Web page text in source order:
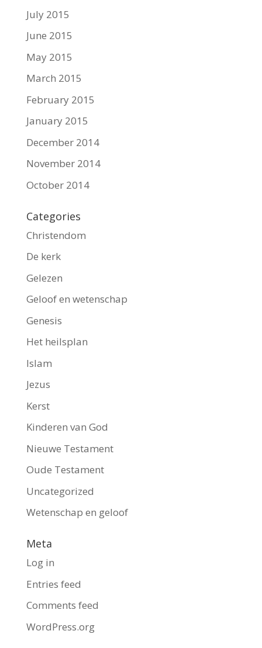
July 2015
June 2015
May 2015
March 2015
February 2015
January 2015
December 2014
November 2014
October 2014
Categories
Christendom
De kerk
Gelezen
Geloof en wetenschap
Genesis
Het heilsplan
Islam
Jezus
Kerst
Kinderen van God
Nieuwe Testament
Oude Testament
Uncategorized
Wetenschap en geloof
Meta
Log in
Entries feed
Comments feed
WordPress.org